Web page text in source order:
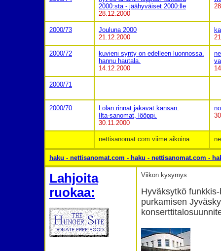
2000:sta - jäähyväiset 2000:lle
28.12.2000
2000/73
Jouluna 2000
21.12.2000
2000/72
kuvieni synty on edelleen luonnossa.
hannu hautala.
14.12.2000
2000/71
2000/70 Lolan rinnat jakavat kansan.
Ilta-sanomat, lööppi.
30.11.2000
nettisanomat.com viime aikoina
haku - nettisanomat.com - haku - nettisanomat.com -
Lahjoita
ruokaa:
Viikon kysymys
Hyväksytkö
purkamisen